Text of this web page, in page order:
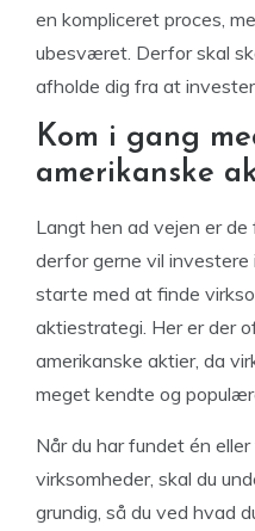
en kompliceret proces,
ubesværet. Derfor skal
afholde dig fra at
Kom i gang
amerikanske
Langt hen ad vejen er
derfor gerne vil investere
starte med at finde
aktiestrategi. Her er der
amerikanske aktier, da
meget kendte og
Når du har fundet én
virksomheder, skal du
grundig, så du ved hvad